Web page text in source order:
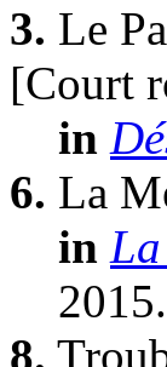
3. Le
[Court
in
6. La
in
2015.
8.